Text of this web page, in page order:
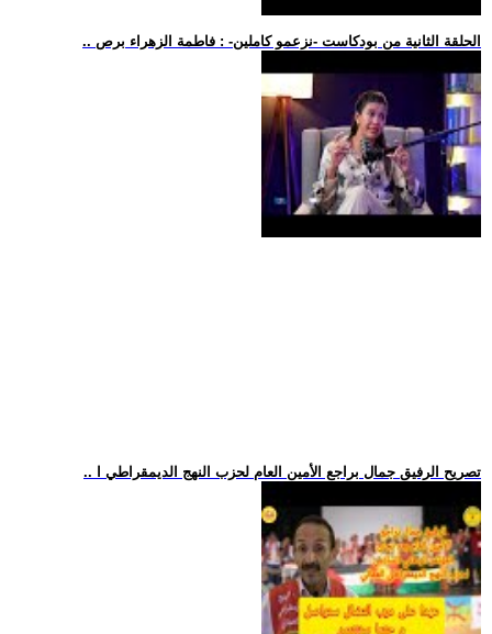
.. الحلقة الثانية من بودكاست -نزعمو كاملين- : فاطمة الزهراء برص
.. تصريح الرفيق جمال براجع الأمين العام لحزب النهج الديمقراطي ا